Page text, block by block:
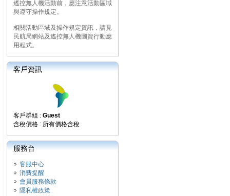
遙控無人機活動前，應注意活動區域
與遵守操作規定。
相關活動區域及操作規定資訊，請見
民航局網站及遙控無人機圖資行動應
用程式。
客戶資訊
客戶群組 : Guest
含稅價格 : 所有價格含稅
服務台
客服中心
消費提醒
會員服務條款
隱私權政策